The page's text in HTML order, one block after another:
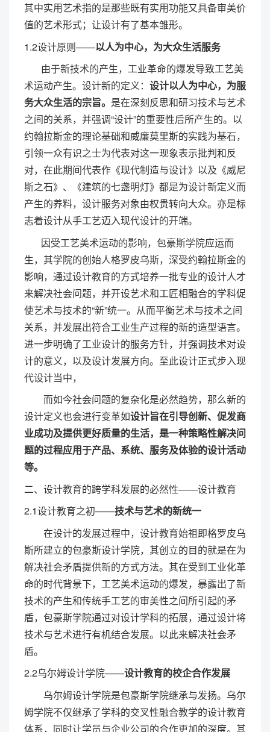
其中实用艺术指的是那些既有实用功能又具备审美价
值的艺术形式；让设计有了基本雏形。
1.2设计原则——以人为中心，为大众生活服务
由于新技术的产生，工业革命的爆发导致工艺美
术运动产生。设计新的定义： 设计以人为中心，为服
务大众生活的宗旨。 是在深刻反思和研习技术与艺术
之间的关系，并强调“设计”的重要性后所产生的。以
约翰拉斯金的理论基础和威廉莫里斯的实践为基石，
引领一众有识之士为代表对这一现象表示批判和反
对，在此期间代表作《现代制造与设计》以及《威尼
斯之石》、《建筑的七盏明灯》都是为设计新定义而
产生的养料，设计服务对象由权贵转向大众。亦是标
志着设计从手工艺迈入现代设计的开端。
因受工艺美术运动的影响，包豪斯学院应运而
生，其学院的创始人格罗皮乌斯，深受约翰拉斯金的
影响，通过设计教育的方式培养一批专业的设计人才
来解决社会问题，并开设艺术和工匠相融合的学科促
使艺术与技术的“新”统一。从而平衡艺术与技术之间
关系，并发展出符合工业生产过程的新的造型语言。
进一步明确了工业设计的服务方针，并强调技术对设
计的意义，以及设计发展方向。至此设计正式步入现
代设计当中，
而如今社会问题的复杂化是必然趋势，那么新的
设计定义也会进行变革如设计旨在引导创新、促发商
业成功及提供更好质量的生活，是一种策略性解决问
题的过程应用于产品、系统、服务及体验的设计活动
等。
二、设计教育的跨学科发展的必然性——设计教育
2.1设计教育之初——技术与艺术的新统一
在设计的发展过程中，设计教育始祖即格罗皮乌
斯所建立的包豪斯设计学院，其创立的目的就是在为
解决社会矛盾提供新的方式方法。其在受到工业化革
命的时代背景下，工艺美术运动的爆发，暴露出了新
技术的产生和传统手工艺的审美性之间所引起的矛
盾，包豪斯学院通过对设计学科的拓展，通过设计将
技术与艺术进行有机结合发展。以此来解决社会矛
盾。
2.2乌尔姆设计学院——设计教育的校企合作发展
乌尔姆设计学院是包豪斯学院继承与发扬。乌尔
姆学院不仅继承了学科的交叉性融合教学的设计教育
体系，同时让学员与企业公司的合作更加的深度。其